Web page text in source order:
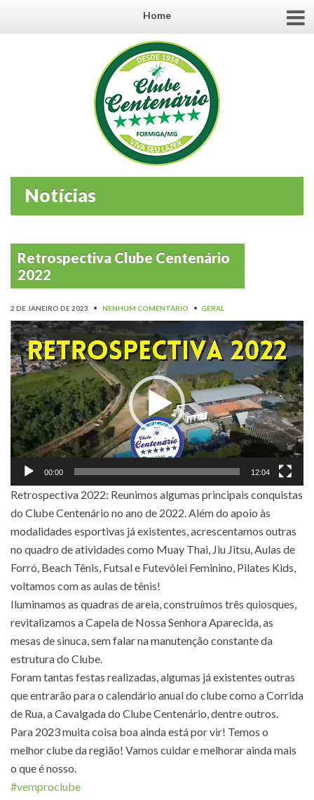
Home
Notícias
Retrospectiva Clube Centenário
2022
2 DE JANEIRO DE 2023 • NENHUM COMENTÁRIO • GERAL
Tocador
de
vídeo
00:00 12:04
Retrospectiva 2022: Reunimos algumas principais conquistas
do Clube Centenário no ano de 2022. Além do apoio às
modalidades esportivas já existentes, acrescentamos outras
no quadro de atividades como Muay Thai, Jiu Jitsu, Aulas de
Forró, Beach Tênis, Futsal e Futevôlei Feminino, Pilates Kids,
voltamos com as aulas de tênis!
Iluminamos as quadras de areia, construímos três quiosques,
revitalizamos a Capela de Nossa Senhora Aparecida, as
mesas de sinuca, sem falar na manutenção constante da
estrutura do Clube.
Foram tantas festas realizadas, algumas já existentes outras
que entrarão para o calendário anual do clube como a Corrida
de Rua, a Cavalgada do Clube Centenário, dentre outros.
Para 2023 muita coisa boa ainda está por vir! Temos o
melhor clube da região! Vamos cuidar e melhorar ainda mais
o que é nosso.
#vemproclube